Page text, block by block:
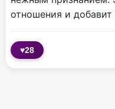
отношения и
♥28